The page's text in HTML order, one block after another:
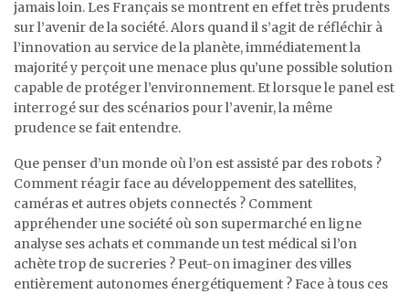
jamais loin. Les Français se montrent en effet très prudents
sur l’avenir de la société. Alors quand il s’agit de réfléchir à
l’innovation au service de la planète, immédiatement la
majorité y perçoit une menace plus qu’une possible solution
capable de protéger l’environnement. Et lorsque le panel est
interrogé sur des scénarios pour l’avenir, la même
prudence se fait entendre.
Que penser d’un monde où l’on est assisté par des robots ?
Comment réagir face au développement des satellites,
caméras et autres objets connectés ? Comment
appréhender une société où son supermarché en ligne
analyse ses achats et commande un test médical si l’on
achète trop de sucreries ? Peut-on imaginer des villes
entièrement autonomes énergétiquement ? Face à tous ces